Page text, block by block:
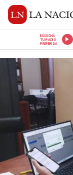
ESCUCHÁ
TU RADIO
PREFERIDA